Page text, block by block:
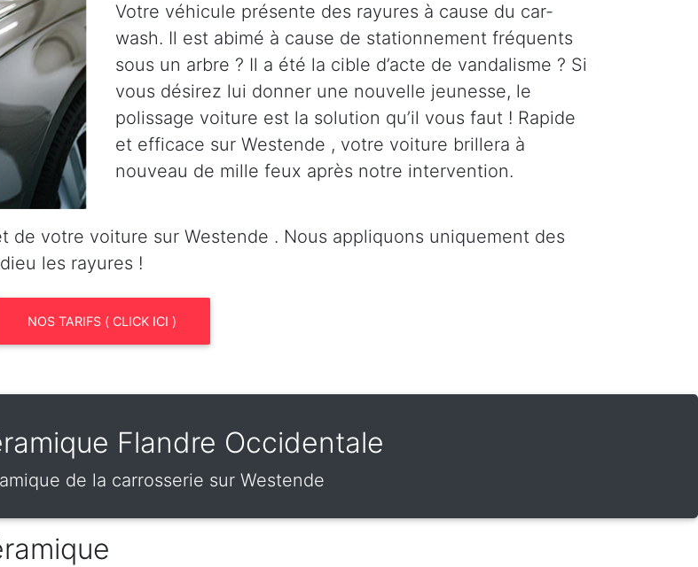
Votre véhicule présente des rayures à cause du car-
wash. Il est abimé à cause de stationnement fréquents
sous un arbre ? Il a été la cible d’acte de vandalisme ? Si
vous désirez lui donner une nouvelle jeunesse, le
polissage voiture est la solution qu’il vous faut ! Rapide
et efficace sur Westende , votre voiture brillera à
nouveau de mille feux après notre intervention.
de votre voiture sur Westende . Nous appliquons uniquement des
les rayures !
NOS TARIFS ( CLICK ICI )
Flandre Occidentale
de la carrosserie sur Westende